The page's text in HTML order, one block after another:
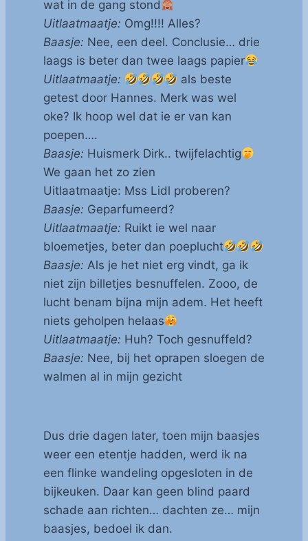
wat in de gang stond
Uitlaatmaatje: Omg!!!! Alles?
Baasje: Nee, een deel. Conclusie… drie
laags is beter dan twee laags papier
Uitlaatmaatje:
als beste
getest door Hannes. Merk was wel
oke? Ik hoop wel dat ie er van kan
poepen….
Baasje: Huismerk Dirk.. twijfelachtig
We gaan het zo zien
Uitlaatmaatje: Mss Lidl proberen?
Baasje: Geparfumeerd?
Uitlaatmaatje: Ruikt ie wel naar
bloemetjes, beter dan poeplucht
Baasje: Als je het niet erg vindt, ga ik
niet zijn billetjes besnuffelen. Zooo, de
lucht benam bijna mijn adem. Het heeft
niets geholpen helaas
Uitlaatmaatje: Huh? Toch gesnuffeld?
Baasje: Nee, bij het oprapen sloegen de
walmen al in mijn gezicht
Dus drie dagen later, toen mijn baasjes
weer een etentje hadden, werd ik na
een flinke wandeling opgesloten in de
bijkeuken. Daar kan geen blind paard
schade aan richten… dachten ze… mijn
baasjes, bedoel ik dan.